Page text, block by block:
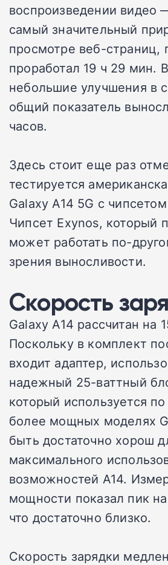
воспроизведении видео
самый значительный
просмотре веб-страниц,
проработал 19 ч 29 мин.
небольшие улучшения в
общий показатель
часов.
Здесь стоит еще раз
тестируется
Galaxy A14 5G с
Чипсет Exynos, который
может работать по-
зрения выносливости.
Скорость
Galaxy A14 рассчитан на
Поскольку в комплект
входит адаптер,
надежный 25-ваттный
который используется
более мощных моделях
быть достаточно хорош
максимального
возможностей A14.
мощности показал пик
что достаточно близко.
Скорость зарядки